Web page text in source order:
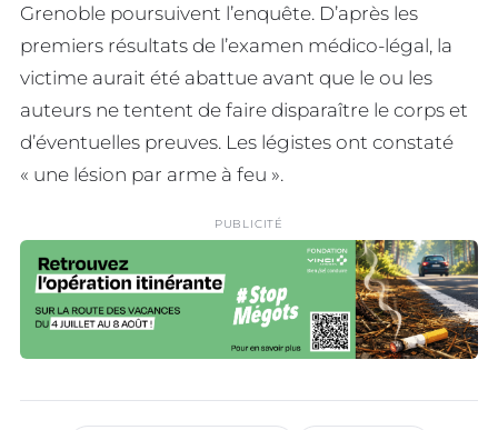
Grenoble poursuivent l’enquête. D’après les
premiers résultats de l’examen médico-légal, la
victime aurait été abattue avant que le ou les
auteurs ne tentent de faire disparaître le corps et
d’éventuelles preuves. Les légistes ont constaté
« une lésion par arme à feu ».
PUBLICITÉ